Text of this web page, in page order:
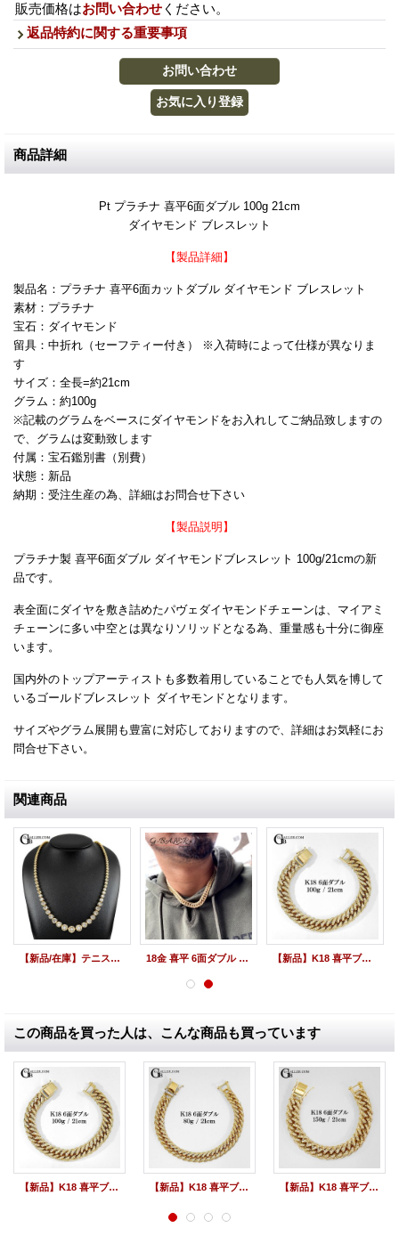
販売価格はお問い合わせ ください。
返品特約に関する重要事項
商品詳細
Pt プラチナ 喜平6面ダブル 100g 21cm
ダイヤモンド ブレスレット
【製品詳細】
製品名：プラチナ 喜平6面カットダブル ダイヤモンド ブレスレット
素材：プラチナ
宝石：ダイヤモンド
留具：中折れ（セーフティー付き） ※入荷時によって仕様が異なりま
す
サイズ：全長=約21cm
グラム：約100g
※記載のグラムをベースにダイヤモンドをお入れしてご納品致しますの
で、グラムは変動致します
付属：宝石鑑別書（別費）
状態：新品
納期：受注生産の為、詳細はお問合せ下さい
【製品説明】
プラチナ製 喜平6面ダブル ダイヤモンドブレスレット 100g/21cmの新
品です。
表全面にダイヤを敷き詰めたパヴェダイヤモンドチェーンは、マイアミ
チェーンに多い中空とは異なりソリッドとなる為、重量感も十分に御座
います。
国内外のトップアーティストも多数着用していることでも人気を博して
いるゴールドブレスレット ダイヤモンドとなります。
サイズやグラム展開も豊富に対応しておりますので、詳細はお気軽にお
問合せ下さい。
関連商品
【新品/在庫】テニスネックレス 50cm メンズ 18K 10ct ダイヤ K18YG ゴールド 18金 喜平 6面ダブル "VS Class" ダイヤモンドネックレス 200g 50cm 【新品】K18 喜平ブレスレット ダイヤ 100g 6面ダブル 21cm
この商品を買った人は、こんな商品も買っています
【新品】K18 喜平ブレスレット ダイヤ 100g 6面ダブル 21cm 【新品】K18 喜平ブレスレット ダイヤ 80g 6面ダブル 21cm 【新品】K18 喜平ブレスレット ダイヤ 150g 6面ダブル 21cm